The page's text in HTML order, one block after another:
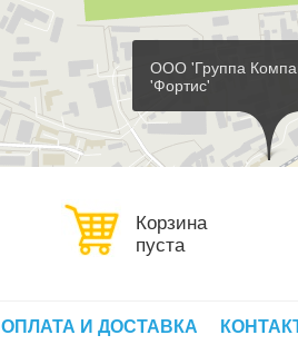
ООО 'Группа
'Фортис'
Корзина
пуста
ОПЛАТА И ДОСТАВКА